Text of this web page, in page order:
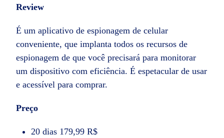
Review
É um aplicativo de espionagem de celular
conveniente, que implanta todos os recursos de
espionagem de que você precisará para monitorar
um dispositivo com eficiência. É espetacular de usar
e acessível para comprar.
Preço
20 dias 179,99 R$